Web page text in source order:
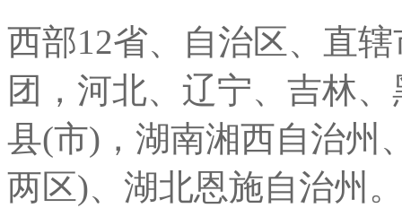
西部12省、自治区、直
团，河北、辽宁、吉林
县(市)，湖南湘西自治州
两区)、湖北恩施自治州